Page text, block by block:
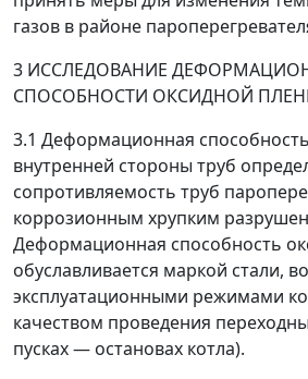
газов в районе
3 ИССЛЕДОВАНИЕ
СПОСОБНОСТИ ОКСИДНОЙ
3.1 Деформационная
внутренней стороны труб
сопротивляемость труб
коррозионным хрупким
Деформационная способность
обуславливается маркой стали,
эксплуатационными режимами
качеством проведения
пусках— остановах котла).